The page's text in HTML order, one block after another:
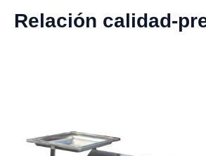
Relación calidad-